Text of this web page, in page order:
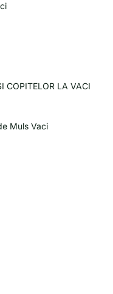
COPITELOR LA VACI
Muls Vaci